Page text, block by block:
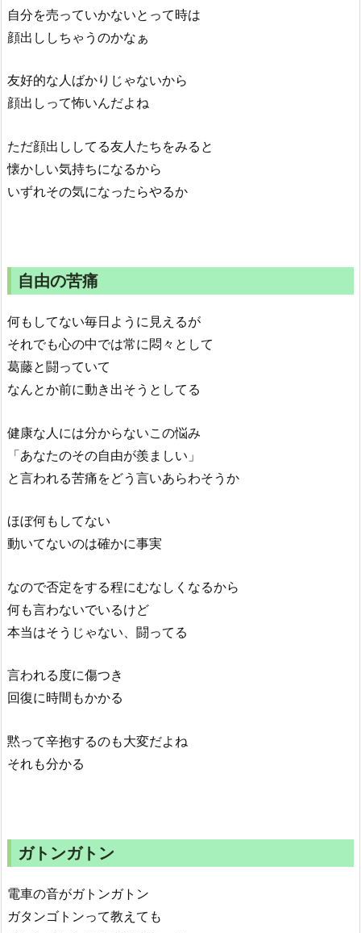
自分を売っていかないとって時は
顔出ししちゃうのかなぁ
友好的な人ばかりじゃないから
顔出しって怖いんだよね
ただ顔出ししてる友人たちをみると
懐かしい気持ちになるから
いずれその気になったらやるか
自由の苦痛
何もしてない毎日ように見えるが
それでも心の中では常に悶々として
葛藤と闘っていて
なんとか前に動き出そうとしてる
健康な人には分からないこの悩み
「あなたのその自由が羨ましい」
と言われる苦痛をどう言いあらわそうか
ほぼ何もしてない
動いてないのは確かに事実
なので否定をする程にむなしくなるから
何も言わないでいるけど
本当はそうじゃない、闘ってる
言われる度に傷つき
回復に時間もかかる
黙って辛抱するのも大変だよね
それも分かる
ガトンガトン
電車の音がガトンガトン
ガタンゴトンって教えても